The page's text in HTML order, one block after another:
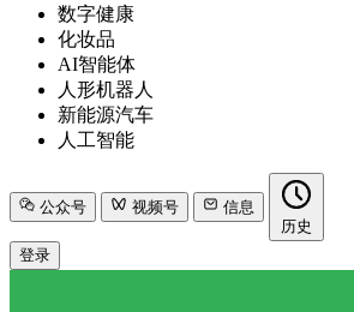
数字健康
化妆品
AI智能体
人形机器人
新能源汽车
人工智能
公众号 视频号
信息
历史
登录